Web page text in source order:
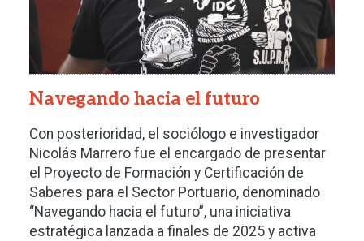
Navegando hacia el futuro
Con posterioridad, el sociólogo e investigador
Nicolás Marrero fue el encargado de presentar
el Proyecto de Formación y Certificación de
Saberes para el Sector Portuario, denominado
“Navegando hacia el futuro”, una iniciativa
estratégica lanzada a finales de 2025 y activa